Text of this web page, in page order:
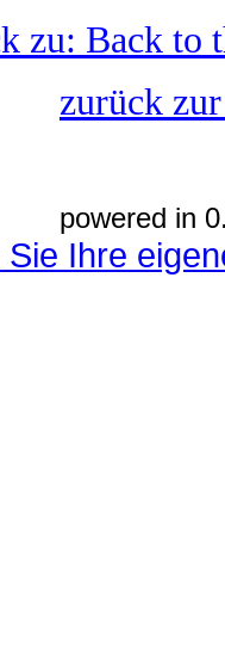
zu: Back to
zurück
powered in
Sie Ihre